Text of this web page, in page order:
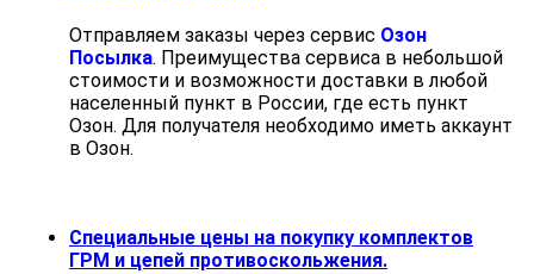
Отправляем заказы через сервис Озон
Посылка. Преимущества сервиса в небольшой
стоимости и возможности доставки в любой
населенный пункт в России, где есть пункт
Озон. Для получателя необходимо иметь аккаунт
в Озон.
Специальные цены на покупку комплектов
ГРМ и цепей противоскольжения.